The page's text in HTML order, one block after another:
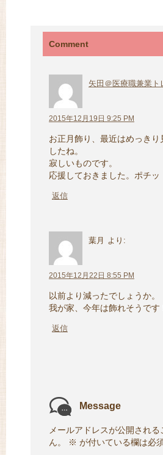
Comment
矢田＠医療職兼業ト
2015年12月19日 9:25 PM
お正月飾り、最近はめっきり
したね。
寂しいものです。
応援しておきました。ポチッ
返信
葉月 より:
2015年12月22日 8:55 PM
以前より減ったでしょうか。
我が家、今年は飾れそうです
返信
Message
メールアドレスが公開され
ん。
※ が付いている欄は必